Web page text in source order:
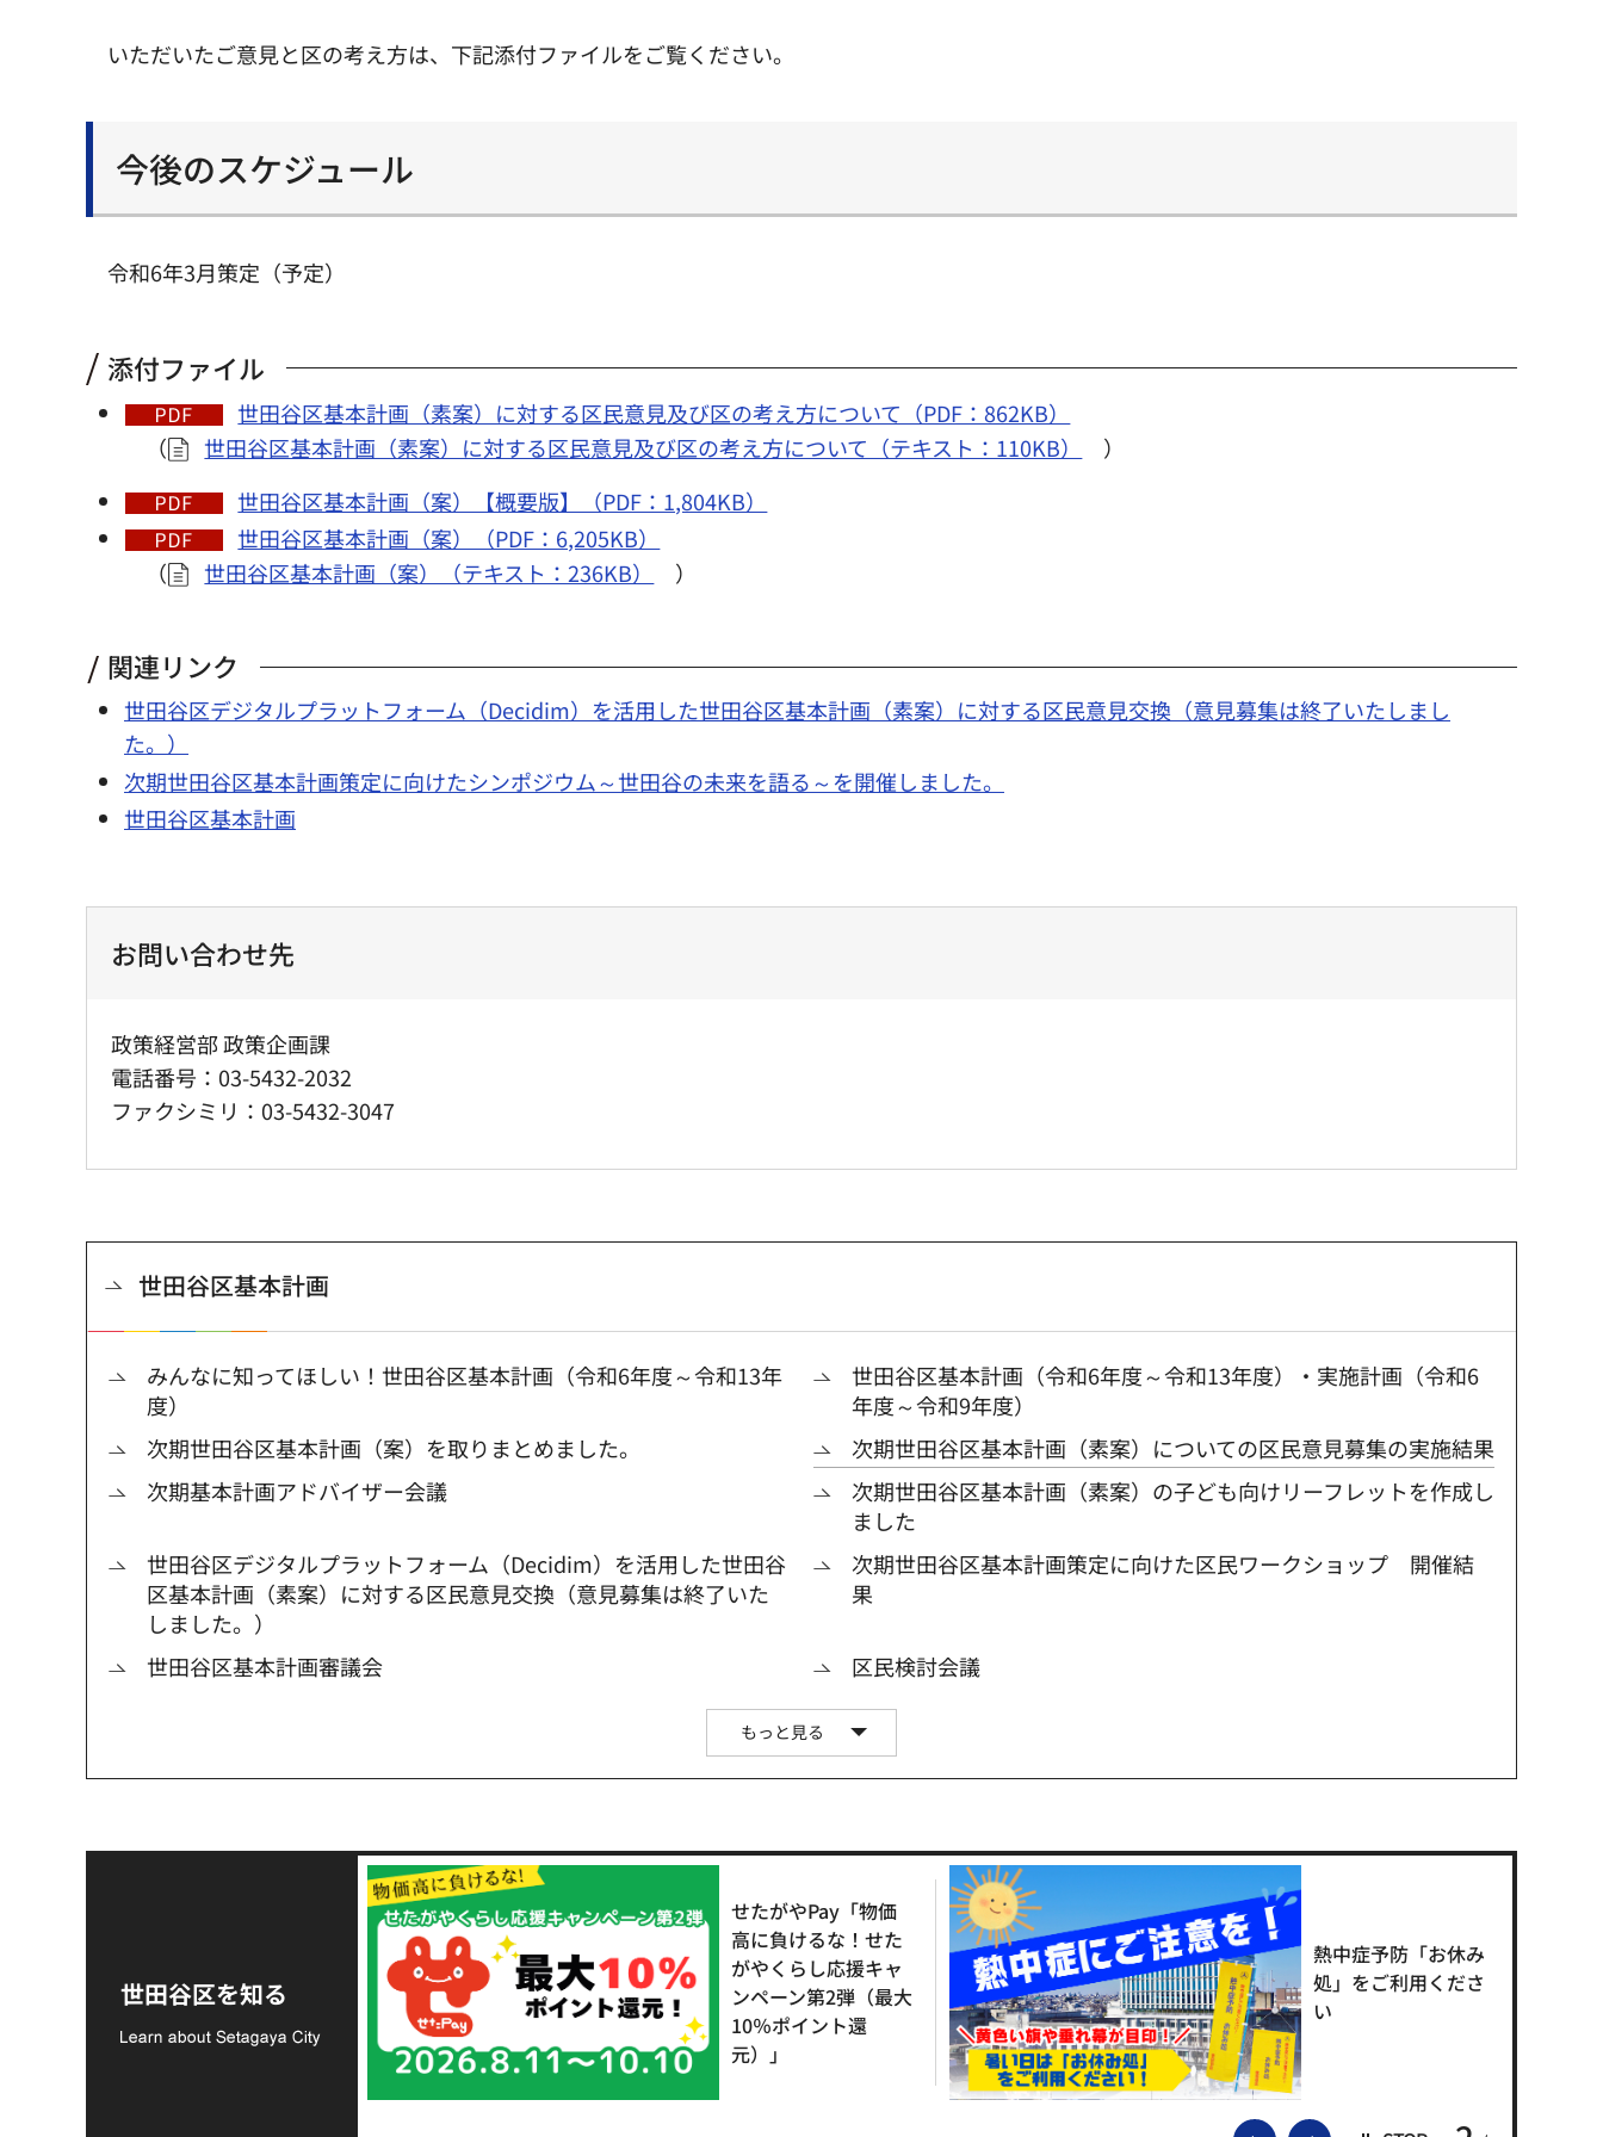
いただいたご意見と区の考え方は、下記添付ファイルをご覧ください。
今後のスケジュール
令和6年3月策定（予定）
添付ファイル
世田谷区基本計画（素案）に対する区民意見及び区の考え方について（PDF：862KB）
（
世田谷区基本計画（素案）に対する区民意見及び区の考え方について（テキスト：110KB）
）
世田谷区基本計画（案）【概要版】（PDF：1,804KB）
世田谷区基本計画（案）（PDF：6,205KB）
（
世田谷区基本計画（案）（テキスト：236KB） ）
関連リンク
世田谷区デジタルプラットフォーム（Decidim）を活用した世田谷区基本計画（素案）に対する区民意見交換（意見募集は終了いたしまし
た。）
次期世田谷区基本計画策定に向けたシンポジウム～世田谷の未来を語る～を開催しました。
世田谷区基本計画
お問い合わせ先
政策経営部 政策企画課
電話番号：03-5432-2032
ファクシミリ：03-5432-3047
世田谷区基本計画
みんなに知ってほしい！世田谷区基本計画（令和6年度～令和13年
度）
世田谷区基本計画（令和6年度～令和13年度）・実施計画（令和6
年度～令和9年度）
次期世田谷区基本計画（案）を取りまとめました。
次期世田谷区基本計画（素案）についての区民意見募集の実施結果
次期基本計画アドバイザー会議
次期世田谷区基本計画（素案）の子ども向けリーフレットを作成し
ました
世田谷区デジタルプラットフォーム（Decidim）を活用した世田谷
区基本計画（素案）に対する区民意見交換（意見募集は終了いた
しました。）
次期世田谷区基本計画策定に向けた区民ワークショップ 開催結
果
世田谷区基本計画審議会 区民検討会議
もっと見る
世田谷区を知る
支援金の募集につい
て
せたがやPay「物価
高に負けるな！せた
がやくらし応援キャ
ンペーン第2弾（最大
10％ポイント還
元）」
熱中症予防「お休み
処」をご利用くださ
い